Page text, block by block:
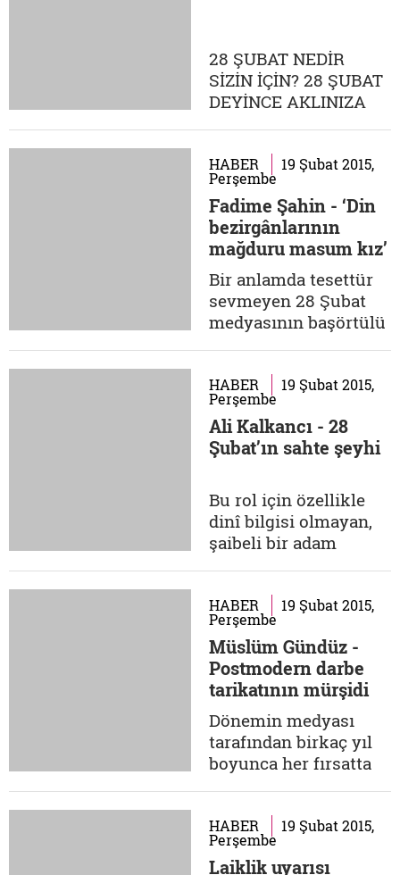
Türkiye'de bir dönem
bütün Müslüman
faaliyetlerinin adıdır.
28 ŞUBAT NEDİR
SİZİN İÇİN? 28 ŞUBAT
DEYİNCE AKLINIZA
Mimar: 28 Şubat
deyince aklıma ilk
gelen babam oluyor. O
dönemde Milli
Gazete'nin genel yayın
yönetmeniydi. Yapılan
el ele eylemlerini
yayınlamıştı gazetede.
Bu nedenle...
HABER 19 Şubat 2015,
Perşembe
Fadime Şahin - ‘Din
bezirgânlarının
mağduru masum kız’
Bir anlamda tesettür
sevmeyen 28 Şubat
medyasının başörtülü
kendisini taciz
ettiğini, Ali
Kalkancı'ya zikre
giderken iğfal
tarafından nasıl
kandırıldığını anlata
anlata
bitiremiyorlardı. 1998-
99...
HABER 19 Şubat 2015,
Perşembe
Ali Kalkancı - 28
Şubat’ın sahte şeyhi
Bu rol için özellikle
dinî bilgisi olmayan,
şaibeli bir adam
nasıl bir tezgah ve
tuzak olduğu millete
gösterilebilsin. Bu
sahte şeyh rolü için
seçilen daha doğrusu
atanan şahıs ilkokul
mezunu Ali Kalkancı
oldu. Kendisini...
HABER 19 Şubat 2015,
Perşembe
Müslüm Gündüz -
Postmodern darbe
tarikatının mürşidi
Dönemin medyası
tarafından birkaç yıl
boyunca her fırsatta
tüylerini diken diken
edecek ve bir kesimin
bilinçaltına işlemiş
HABER 19 Şubat 2015,
Perşembe
Laiklik uyarısı